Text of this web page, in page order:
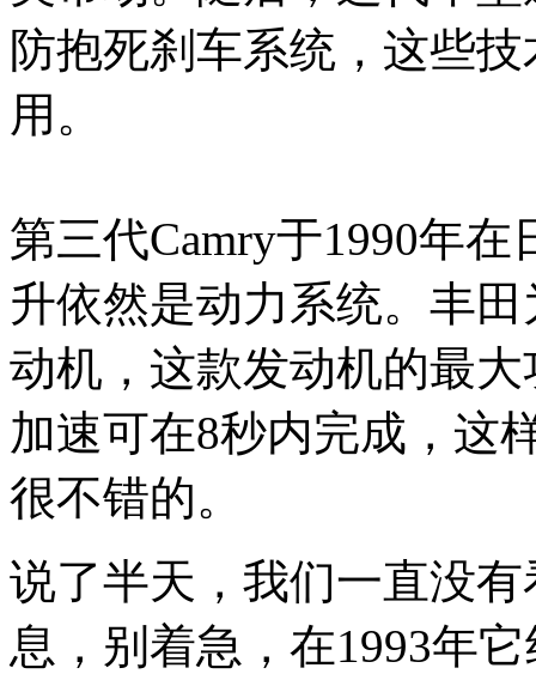
防抱死刹车系统，这些
用。
第三代Camry于1990年
升依然是动力系统。丰
动机，这款发动机的最
加速可在8秒内完成，这
很不错的。
说了半天，我们一直没
息，别着急，在1993年